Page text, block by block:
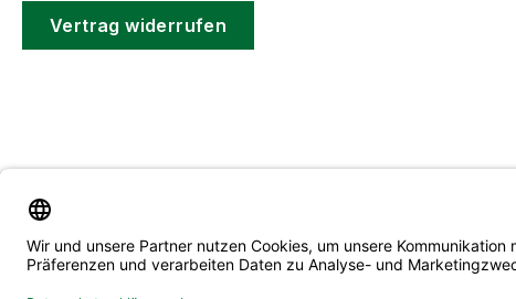
Vertrag widerrufen